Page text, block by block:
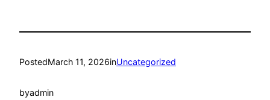
PostedMarch 11, 2026inUncategorized
byadmin